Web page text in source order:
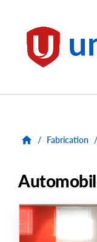
Unifor
/ Fabrication /